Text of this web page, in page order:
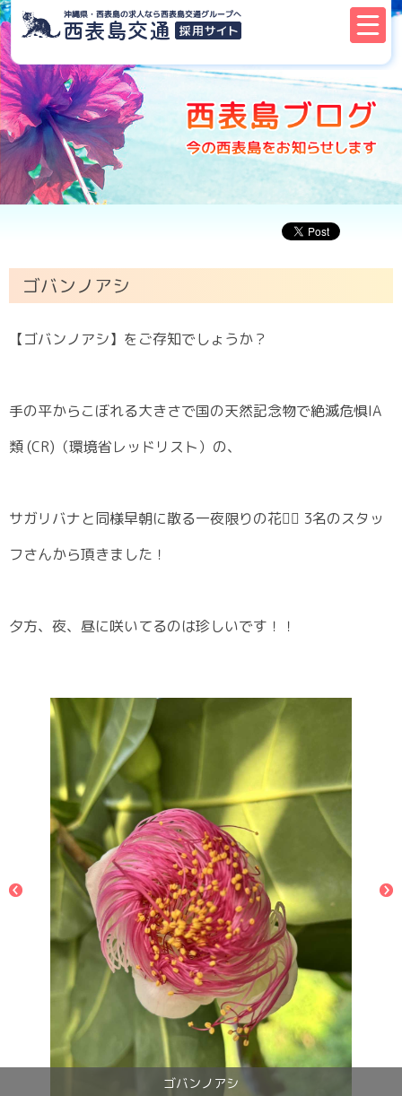
ゴバンノアシ
【ゴバンノアシ】をご存知でしょうか？
手の平からこぼれる大きさで国の天然記念物で絶滅危惧IA
類 (CR)（環境省レッドリスト）の、
サガリバナと同様早朝に散る一夜限りの花❁⃘ 3名のスタッ
フさんから頂きました！
夕方、夜、昼に咲いてるのは珍しいです！！
ゴバンノアシ